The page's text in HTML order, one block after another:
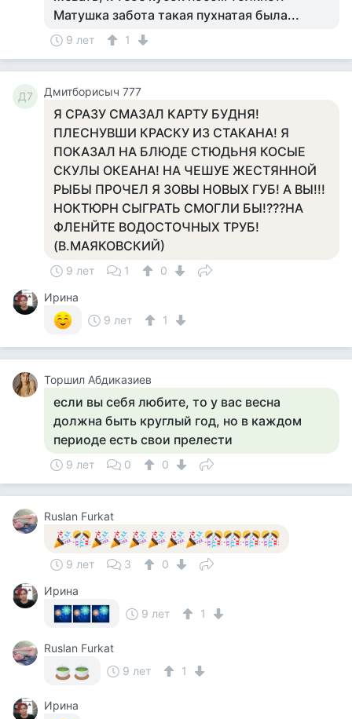
Матушка забота такая пухнатая была...
9 лет 1
Д7 Дмитборисыч 777
Я СРАЗУ СМАЗАЛ КАРТУ БУДНЯ!
ПЛЕСНУВШИ КРАСКУ ИЗ СТАКАНА! Я
ПОКАЗАЛ НА БЛЮДЕ СТЮДЬНЯ КОСЫЕ
СКУЛЫ ОКЕАНА! НА ЧЕШУЕ ЖЕСТЯННОЙ
РЫБЫ ПРОЧЕЛ Я ЗОВЫ НОВЫХ ГУБ! А ВЫ!!!
НОКТЮРН СЫГРАТЬ СМОГЛИ БЫ!???НА
ФЛЕНЙТЕ ВОДОСТОЧНЫХ ТРУБ!
(В.МАЯКОВСКИЙ)
9 лет 1
0
Ирина
9 лет
1
Торшил Абдиказиев
если вы себя любите, то у вас весна
должна быть круглый год, но в каждом
периоде есть свои прелести
9 лет 0 0
Ruslan Furkat
9 лет 3
0
Ирина
9 лет
1
Ruslan Furkat
9 лет
1
Ирина